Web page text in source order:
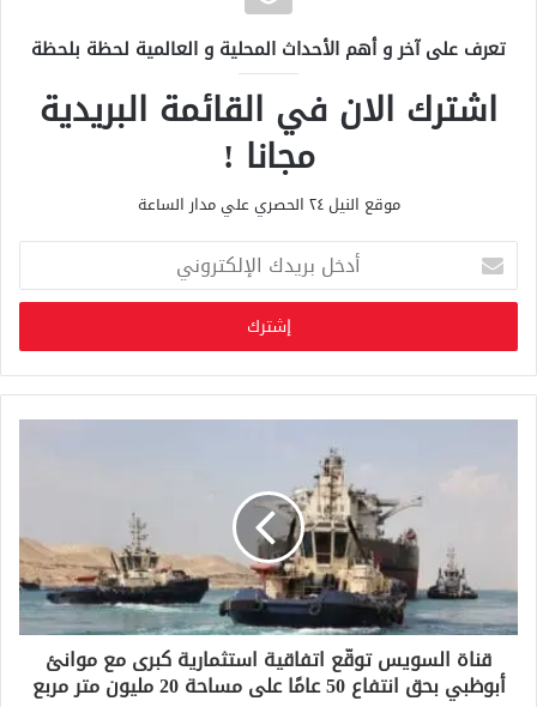
تعرف على آخر و أهم الأحداث المحلية و العالمية لحظة بلحظة
اشترك الان في القائمة البريدية
مجانا !
موقع النيل ٢٤ الحصري علي مدار الساعة
خ
ب
ر
ي
ت
ر
قناة السويس توقّع اتفاقية استثمارية كبرى مع موانئ
أبوظبي بحق انتفاع 50 عامًا على مساحة 20 مليون متر مربع